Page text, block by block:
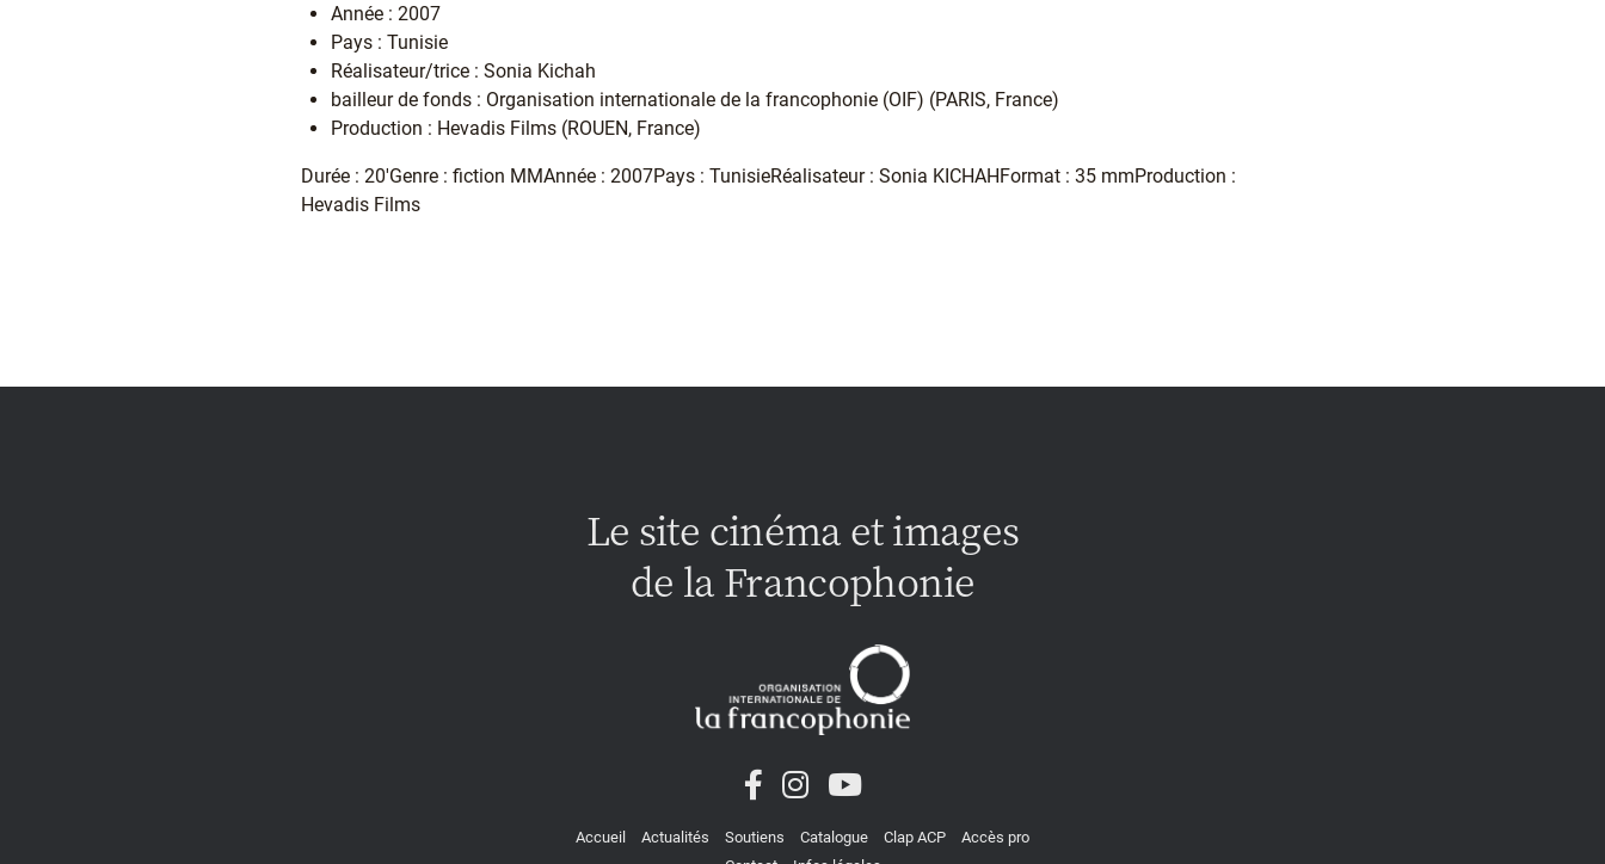
Année : 2007
Pays : Tunisie
Réalisateur/trice : Sonia Kichah
bailleur de fonds : Organisation internationale de la francophonie (OIF) (PARIS, France)
Production : Hevadis Films (ROUEN, France)
Durée : 20'Genre : fiction MMAnnée : 2007Pays : TunisieRéalisateur : Sonia KICHAHFormat : 35 mmProduction :
Hevadis Films
Le site cinéma et images
de la Francophonie
Accueil Actualités Soutiens Catalogue Clap ACP
Accès pro